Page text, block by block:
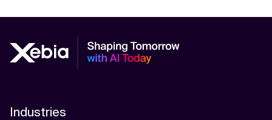
Industries